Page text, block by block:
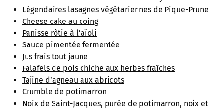
Légendaires lasagnes végétariennes de Pique-Prune
Cheese cake au coing
Panisse rôtie à l’aïoli
Sauce pimentée fermentée
Jus frais tout jaune
Falafels de pois chiche aux herbes fraîches
Tajine d’agneau aux abricots
Crumble de potimarron
Noix de Saint-Jacques, purée de potimarron, noix et